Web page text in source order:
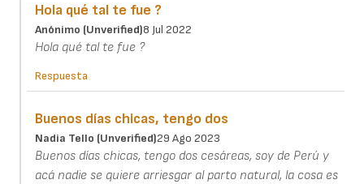
Hola qué tal te fue ?
Anónimo (unverified)8 Jul 2022
Hola qué tal te fue ?
Respuesta
Buenos días chicas, tengo dos
Nadia Tello (unverified)29 Ago 2023
Buenos días chicas, tengo dos cesáreas, soy de Perú y
acá nadie se quiere arriesgar al parto natural, la cosa es